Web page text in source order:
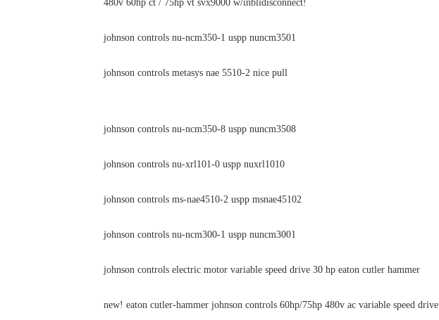
480v 60hp ct / 75hp vt svx9000 w/inblidisconnect!
johnson controls nu-ncm350-1 uspp nuncm3501
johnson controls metasys nae 5510-2 nice pull
johnson controls nu-ncm350-8 uspp nuncm3508
johnson controls nu-xrl101-0 uspp nuxrl1010
johnson controls ms-nae4510-2 uspp msnae45102
johnson controls nu-ncm300-1 uspp nuncm3001
johnson controls electric motor variable speed drive 30 hp eaton cutler hammer
new! eaton cutler-hammer johnson controls 60hp/75hp 480v ac variable speed drive